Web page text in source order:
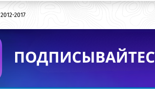
2012-2017